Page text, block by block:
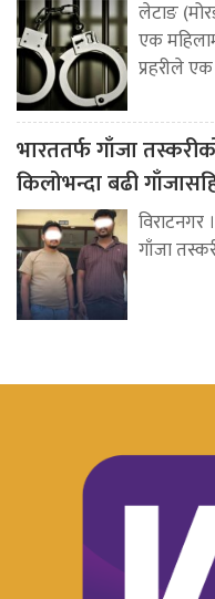
लेटाङ
एक
प्रहरीले
भारततर्फ गाँजा
किलोभन्दा बढी
विराटनगर
गाँजा